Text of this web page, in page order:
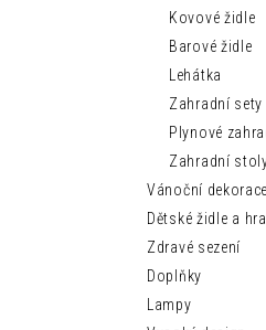
Kovové židle
Barové židle
Lehátka
Zahradní sety
Plynové
Zahradní
Vánoční dekorace
Dětské židle a
Zdravé sezení
Doplňky
Lampy